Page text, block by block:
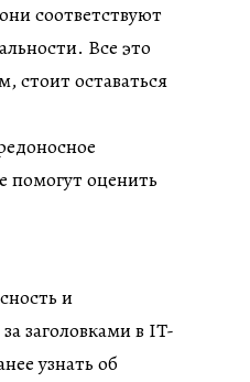
соответствуют
Все это
стоит оставаться
помогут оценить
и
заголовками в IT-
узнать об